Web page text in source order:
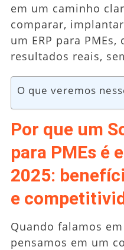
em um caminho
comparar,
um ERP para
resultados reais,
O que veremos
Por que um
para PMEs é
2025:
e
Quando falamos em
pensamos em um